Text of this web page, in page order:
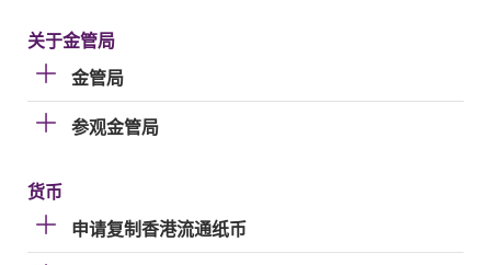
关于金管局
金管局
参观金管局
货币
申请复制香港流通纸币